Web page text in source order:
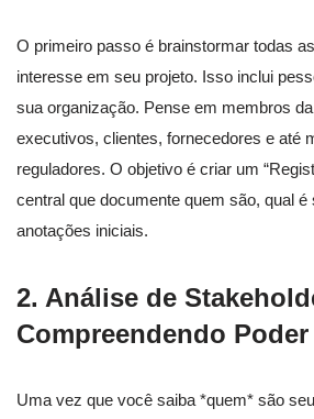
O primeiro passo é brainstormar todas
interesse em seu projeto. Isso inclui
sua organização. Pense em membros
executivos, clientes, fornecedores e até
reguladores. O objetivo é criar um
central que documente quem são, qual é
anotações iniciais.
2. Análise de
Compreendendo
Uma vez que você saiba *quem* são